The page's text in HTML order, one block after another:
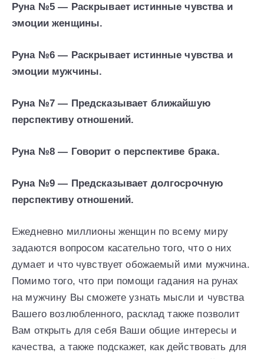
Руна №5 — Раскрывает истинные чувства и
эмоции женщины.
Руна №6 — Раскрывает истинные чувства и
эмоции мужчины.
Руна №7 — Предсказывает ближайшую
перспективу отношений.
Руна №8 — Говорит о перспективе брака.
Руна №9 — Предсказывает долгосрочную
перспективу отношений.
Ежедневно миллионы женщин по всему миру
задаются вопросом касательно того, что о них
думает и что чувствует обожаемый ими мужчина.
Помимо того, что при помощи гадания на рунах
на мужчину Вы сможете узнать мысли и чувства
Вашего возлюбленного, расклад также позволит
Вам открыть для себя Ваши общие интересы и
качества, а также подскажет, как действовать для